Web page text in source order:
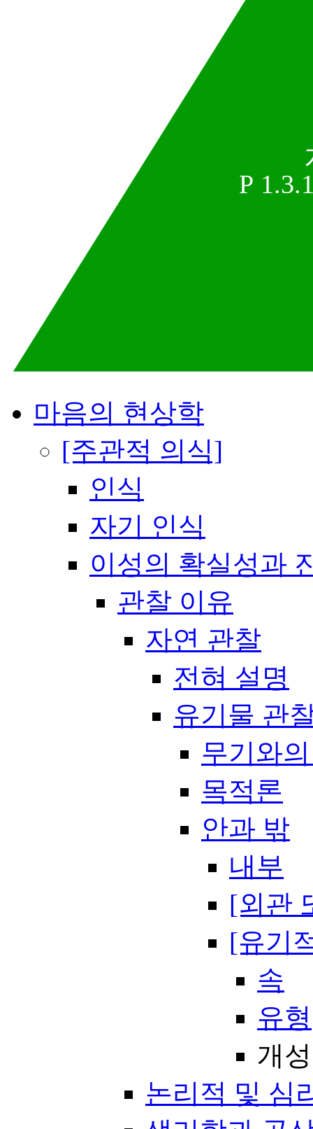
P
마음의 현상학
[주관적 의식]
인식
자기 인식
이성의 확실성과
관찰 이유
자연 관찰
전혀 설명
유기물 관
무기와
목적론
안과 밖
내부
[외관
[유기
속
유형
개성
논리적 및 심